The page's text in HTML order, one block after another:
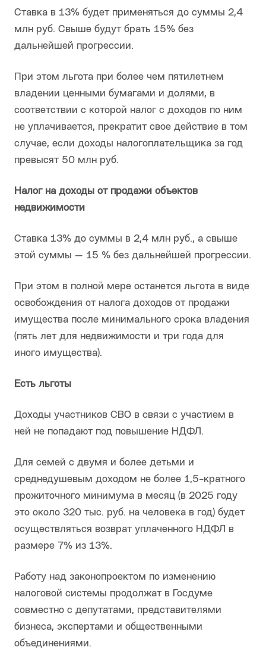
Ставка в 13% будет применяться до суммы 2,4
млн руб. Свыше будут брать 15% без
дальнейшей прогрессии.
При этом льгота при более чем пятилетнем
владении ценными бумагами и долями, в
соответствии с которой налог с доходов по ним
не уплачивается, прекратит свое действие в том
случае, если доходы налогоплательщика за год
превысят 50 млн руб.
Налог на доходы от продажи объектов
недвижимости
Ставка 13% до суммы в 2,4 млн руб., а свыше
этой суммы — 15 % без дальнейшей прогрессии.
При этом в полной мере останется льгота в виде
освобождения от налога доходов от продажи
имущества после минимального срока владения
(пять лет для недвижимости и три года для
иного имущества).
Есть льготы
Доходы участников СВО в связи с участием в
ней не попадают под повышение НДФЛ.
Для семей с двумя и более детьми и
среднедушевым доходом не более 1,5-кратного
прожиточного минимума в месяц (в 2025 году
это около 320 тыс. руб. на человека в год) будет
осуществляться возврат уплаченного НДФЛ в
размере 7% из 13%.
Работу над законопроектом по изменению
налоговой системы продолжат в Госдуме
совместно с депутатами, представителями
бизнеса, экспертами и общественными
объединениями.